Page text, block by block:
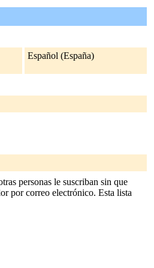
Español (España)
personas le suscriban sin que
por correo electrónico. Esta lista